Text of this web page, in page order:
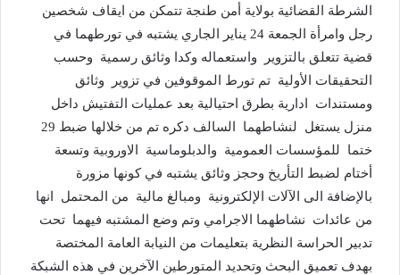
الشرطة القضائية بولاية أمن طنجة تتمكن من ايقاف شخصين
رجل وامرأة الجمعة 24 يناير الجاري يشتبه في تورطهما في
قضية تتعلق بالتزوير واستعماله وكدا وثائق رسمية وحسب
التحقيقات الأولية تم تورط الموقوفين في تزوير وثائق
ومستندات ادارية بطرق احتيالية بعد عمليات التفتيش داخل
منزل يستغل لنشاطهما السالف دكره تم من خلالها ضبط 29
ختما للمؤسسات العمومية والدبلوماسية الاوروبية وتسعة
أختام لضبط التأريخ وحجز وثائق يشتبه في كونها مزورة
بالإضافة الى الآلات الإلكترونية ومبالغ مالية من المحتمل انها
من عائدات نشاطهما الاجرامي وتم وضع المشتبه فيهما تحت
تدبير الحراسة النظرية بتعليمات من النيابة العامة المختصة
بهدف تعميق البحث وتحديد المتورطين الآخرين في هذه الشبكة